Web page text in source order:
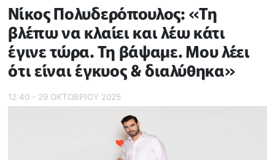
Νίκος Πολυδερόπουλος: «Τη
βλέπω να κλαίει και λέω κάτι
έγινε τώρα. Τη βάψαμε. Μου λέει
ότι είναι έγκυος & διαλύθηκα»
12:40 - 29 ΟΚΤΩΒΡΙΟΥ 2025